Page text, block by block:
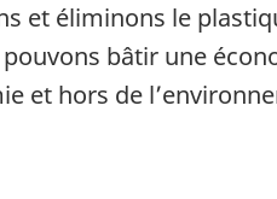
et éliminons le
bâtir une
et hors de